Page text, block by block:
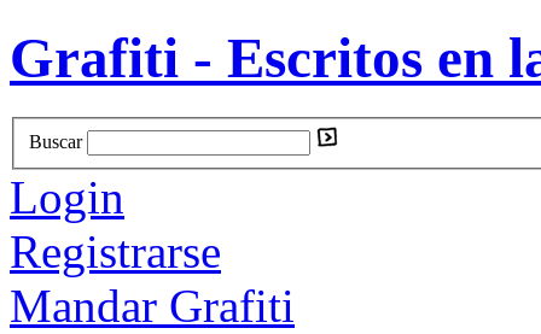
Grafiti - Escritos en
Buscar
Login
Registrarse
Mandar Grafiti